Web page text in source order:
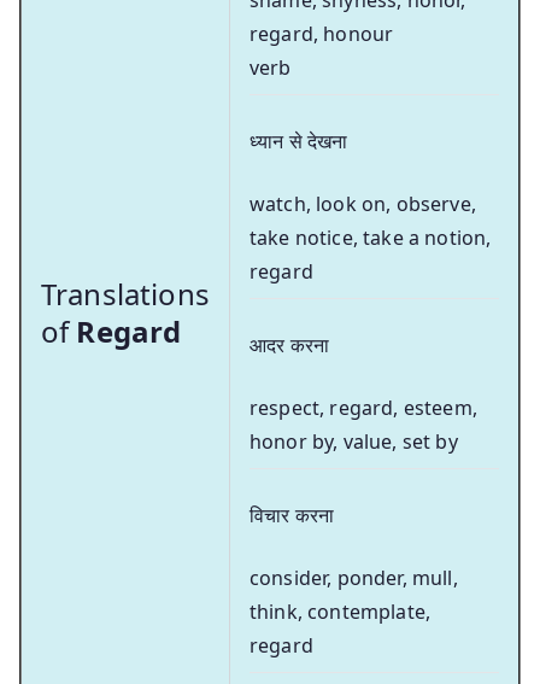
Translations
ofRegard
regard, honour
verb
ध्यान से देखना
watch, look on, observe,
take notice, take a notion,
regard
आदर करना
respect, regard, esteem,
honor by, value, set by
विचार करना
consider, ponder, mull,
think, contemplate,
regard